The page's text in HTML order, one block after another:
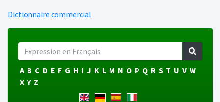
Dictionnaire commercial
A B C D E F G H I J K L M N O P Q R S T U V W
X Y Z